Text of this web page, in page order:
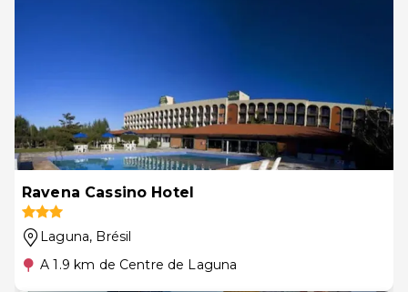
Ravena Cassino Hotel
Laguna, Brésil
A 1.9 km de Centre de Laguna